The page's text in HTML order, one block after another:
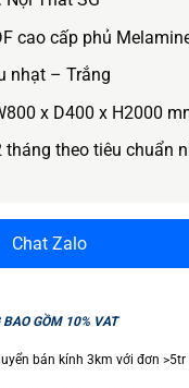
cao cấp phủ
nhạt – Trắng
x D400 x H2000
tháng theo tiêu chuẩn
Chat Zalo
BAO GỒM 10% VAT
bán kính 3km với đơn >5tr